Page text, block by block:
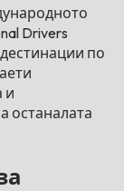
Drivers
по
и
останалата